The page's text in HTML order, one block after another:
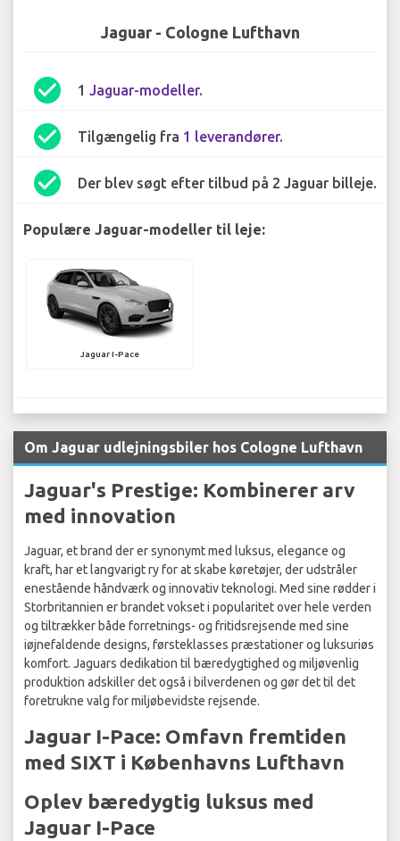
Jaguar - Cologne Lufthavn
check_circle 1 Jaguar-modeller.
check_circle Tilgængelig fra 1 leverandører.
check_circle Der blev søgt efter tilbud på 2 Jaguar billeje.
Populære Jaguar-modeller til leje:
Jaguar I-Pace
Om Jaguar udlejningsbiler hos Cologne Lufthavn
Jaguar's Prestige: Kombinerer arv
med innovation
Jaguar, et brand der er synonymt med luksus, elegance og
kraft, har et langvarigt ry for at skabe køretøjer, der udstråler
enestående håndværk og innovativ teknologi. Med sine rødder i
Storbritannien er brandet vokset i popularitet over hele verden
og tiltrækker både forretnings- og fritidsrejsende med sine
iøjnefaldende designs, førsteklasses præstationer og luksuriøs
komfort. Jaguars dedikation til bæredygtighed og miljøvenlig
produktion adskiller det også i bilverdenen og gør det til det
foretrukne valg for miljøbevidste rejsende.
Jaguar I-Pace: Omfavn fremtiden
med SIXT i Københavns Lufthavn
Oplev bæredygtig luksus med
Jaguar I-Pace